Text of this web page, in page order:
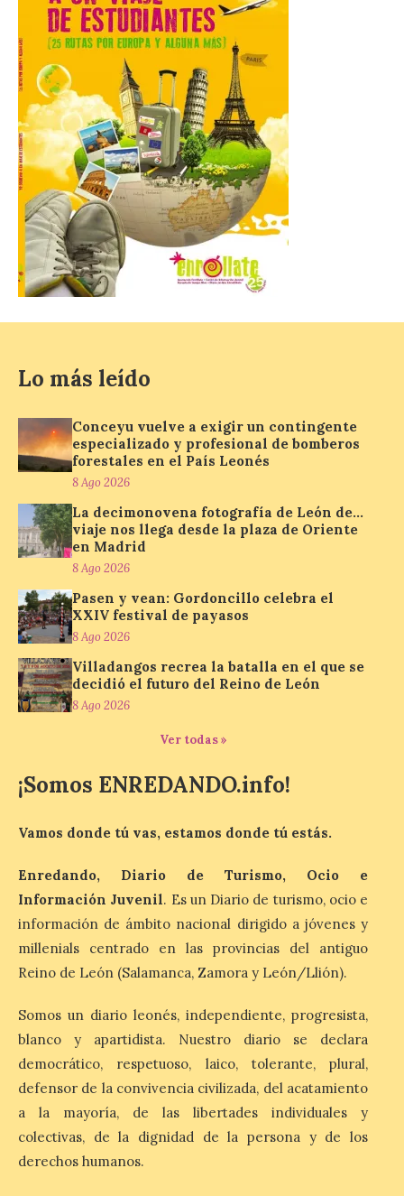
Incide en que el eclipse se
verá desde múltiples
puntos de la ciudad, por lo
que no será necesario
desplazarse y se
recomienda no acudir a Gijón/Xixón en
coche ni usarlo ese día. Los accesos a
la Campa Torres y La […]
La decimonovena
fotografía de León de…
viaje nos llega desde la
plaza de Oriente en
organizado por la sección
juvenil de la Asociación
Enróllate, la Asociación
Conceyu País Llionés y el Diario de
Turismo, Ocio e Información para
nos envía la décimo […]
Los minerales y sus usos
más comunes centran la
nueva exposición del
Museo de la Siderurgia y
la Minería de Sabero
8 Ago 2026
La exposición que se
de agosto a las doce y
media de la mañana,
minerales, rocas y fósiles de Castilla y
León’, podrá visitarse hasta finales del
La Bañeza inicia sus
fiestas con el pregón a
cargo de Arturo Martínez
Matilla
8 Ago 2026
El Ayuntamiento de La
Bañeza designa a Arturo
Martínez Matilla como
pregonero de las Fiestas
2026. Tendrá lugar este
sábado 8 de agosto a las 21,00 horas en el
teatro municipal de La Bañeza. El
Lo más leído
Conceyu vuelve a exigir un contingente
especializado y profesional de bomberos
forestales en el País Leonés
8 Ago 2026
La decimonovena fotografía de León de…
viaje nos llega desde la plaza de Oriente
en Madrid
8 Ago 2026
Pasen y vean: Gordoncillo celebra el
XXIV festival de payasos
8 Ago 2026
Villadangos recrea la batalla en el que se
decidió el futuro del Reino de León
8 Ago 2026
Ver todas »
¡Somos ENREDANDO.info!
Vamos donde tú vas, estamos donde tú estás.
Enredando, Diario de Turismo, Ocio e
Información Juvenil. Es un Diario de turismo, ocio e
información de ámbito nacional dirigido a jóvenes y
millenials centrado en las provincias del antiguo
Reino de León (Salamanca, Zamora y León/Llión).
Somos un diario leonés, independiente, progresista,
blanco y apartidista. Nuestro diario se declara
democrático, respetuoso, laico, tolerante, plural,
defensor de la convivencia civilizada, del acatamiento
a la mayoría, de las libertades individuales y
colectivas, de la dignidad de la persona y de los
derechos humanos.